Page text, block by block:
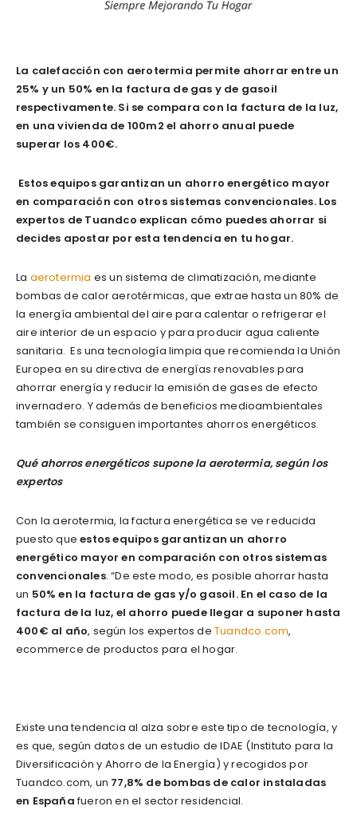
La calefacción con aerotermia permite ahorrar entre un
25% y un 50% en la factura de gas y de gasoil
respectivamente. Si se compara con la factura de la luz,
en una vivienda de 100m2 el ahorro anual puede
superar los 400€.
Estos equipos garantizan un ahorro energético mayor
en comparación con otros sistemas convencionales. Los
expertos de Tuandco explican cómo puedes ahorrar si
decides apostar por esta tendencia en tu hogar.
La aerotermia es un sistema de climatización, mediante
bombas de calor aerotérmicas, que extrae hasta un 80% de
la energía ambiental del aire para calentar o refrigerar el
aire interior de un espacio y para producir agua caliente
sanitaria. Es una tecnología limpia que recomienda la Unión
Europea en su directiva de energías renovables para
ahorrar energía y reducir la emisión de gases de efecto
invernadero. Y además de beneficios medioambientales
también se consiguen importantes ahorros energéticos.
Qué ahorros energéticos supone la aerotermia, según los
expertos
Con la aerotermia, la factura energética se ve reducida
puesto queestos equipos garantizan un ahorro
energético mayor en comparación con otros sistemas
convencionales. “De este modo, es posible ahorrar hasta
un 50% en la factura de gas y/o gasoil. En el caso de la
factura de la luz, el ahorro puede llegar a suponer hasta
400€ al año, según los expertos deTuandco.com,
ecommerce de productos para el hogar.
Existe una tendencia al alza sobre este tipo de tecnología, y
es que, según datos de un estudio de IDAE (Instituto para la
Diversificación y Ahorro de la Energía) y recogidos por
Tuandco.com, un 77,8% de bombas de calor instaladas
en Españafueron en el sector residencial.